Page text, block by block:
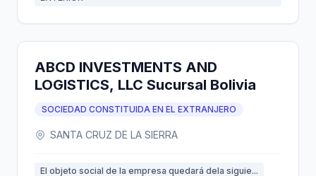
ABCD INVESTMENTS AND
LOGISTICS, LLC Sucursal Bolivia
SOCIEDAD CONSTITUIDA EN EL EXTRANJERO
SANTA CRUZ DE LA SIERRA
El objeto social de la empresa quedará dela siguie...